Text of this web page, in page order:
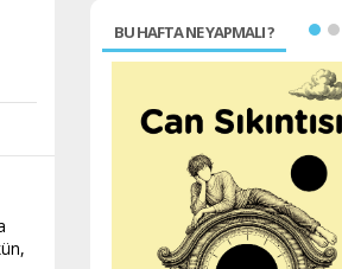
BU HAFTA NE YAPMALI ?